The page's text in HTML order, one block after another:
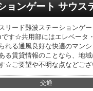
ョンゲート サウス
リード難波ステーションゲ
す☆共用部にはエレベータ
れる通風良好な快適のマン
る賃貸情報のことなら、地
☆ご要望や不明な点などご
交通